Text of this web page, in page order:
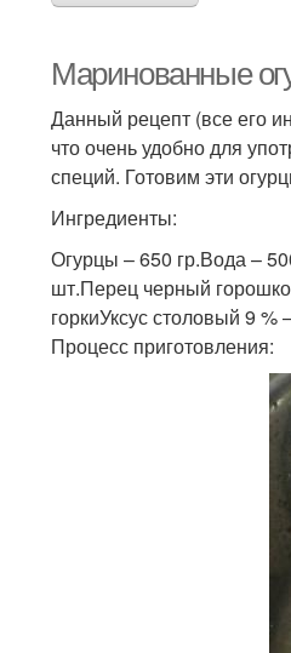
Маринованные
Данный рецепт (все его
что очень удобно для
специй. Готовим эти
Ингредиенты:
Огурцы – 650 гр.Вода –
шт.Перец черный
горкиУксус столовый 9 %
Процесс приготовления: